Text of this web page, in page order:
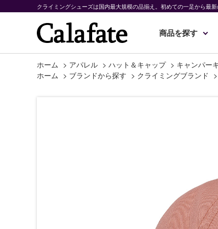
クライミングシューズは国内最大規模の品揃え。初めての一足から最
商品を探す
ホーム > アパレル > ハット＆キャップ > キャンパー
ホーム > ブランドから探す > クライミングブランド >